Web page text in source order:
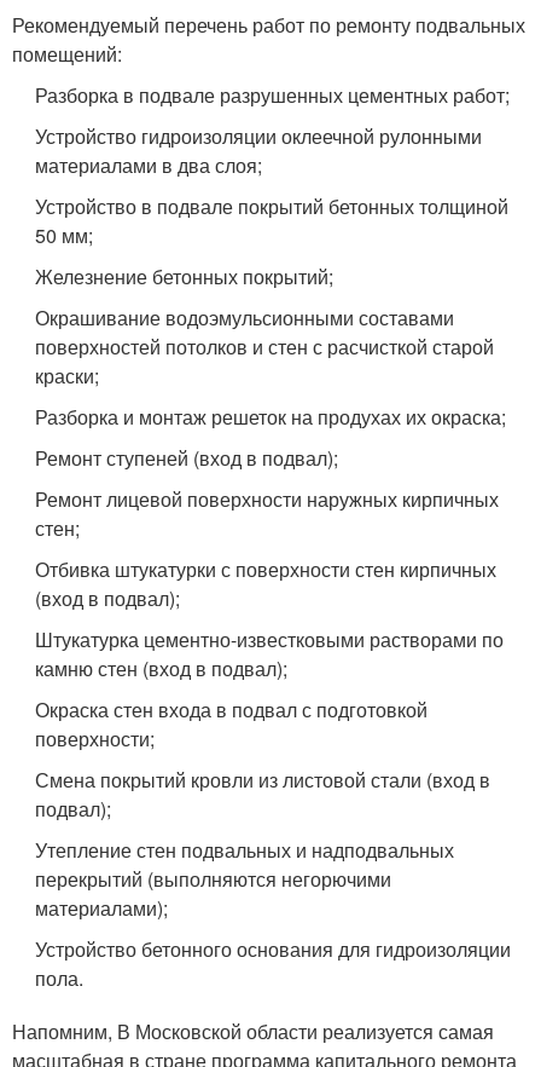
Рекомендуемый перечень работ по ремонту подвальных
помещений:
Разборка в подвале разрушенных цементных работ;
Устройство гидроизоляции оклеечной рулонными
материалами в два слоя;
Устройство в подвале покрытий бетонных толщиной
50 мм;
Железнение бетонных покрытий;
Окрашивание водоэмульсионными составами
поверхностей потолков и стен с расчисткой старой
краски;
Разборка и монтаж решеток на продухах их окраска;
Ремонт ступеней (вход в подвал);
Ремонт лицевой поверхности наружных кирпичных
стен;
Отбивка штукатурки с поверхности стен кирпичных
(вход в подвал);
Штукатурка цементно-известковыми растворами по
камню стен (вход в подвал);
Окраска стен входа в подвал с подготовкой
поверхности;
Смена покрытий кровли из листовой стали (вход в
подвал);
Утепление стен подвальных и надподвальных
перекрытий (выполняются негорючими
материалами);
Устройство бетонного основания для гидроизоляции
пола.
Напомним, В Московской области реализуется самая
масштабная в стране программа капитального ремонта